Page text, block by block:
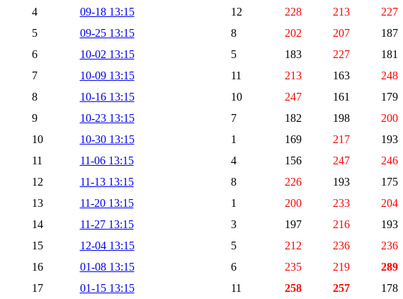
4
09-18 13:15 12 228 213 227
5
09-25 13:15 8 202 207 187
6
10-02 13:15 5 183 227 181
7
10-09 13:15 11 213 163 248
8
10-16 13:15 10 247 161 179
9
10-23 13:15 7 182 198 200
10
10-30 13:15 1 169 217 193
11
11-06 13:15 4 156 247 246
12
11-13 13:15 8 226 193 175
13
11-20 13:15 1 200 233 204
14
11-27 13:15 3 197 216 193
15
12-04 13:15 5 212 236 236
16
01-08 13:15 6 235 219 289
17
01-15 13:15 11 258 257 178